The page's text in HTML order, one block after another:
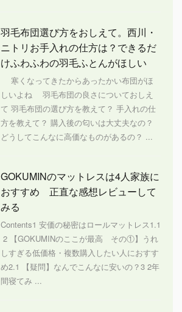
羽毛布団選び方をおしえて。西川・
ニトリお手入れの仕方は？できるだ
けふわふわの羽毛ふとんがほしい
寒くなってきたからあったかい布団がほ
しいよね 羽毛布団の良さについておしえ
て 羽毛布団の選び方を教えて？ 手入れの仕
方を教えて？ 購入後の匂いは大丈夫なの？
どうしてこんなに高価なものがあるの？ ...
GOKUMINのマットレスは4人家族に
おすすめ 正直な感想レビューして
みる
Contents1 安価の秘密はロールマットレス1.1
2 【GOKUMINのここが最高 その①】うれ
しすぎる低価格・複数購入したい人におすす
め2.1 【疑問】なんでこんなに安いの？3 2年
間寝てみ ...